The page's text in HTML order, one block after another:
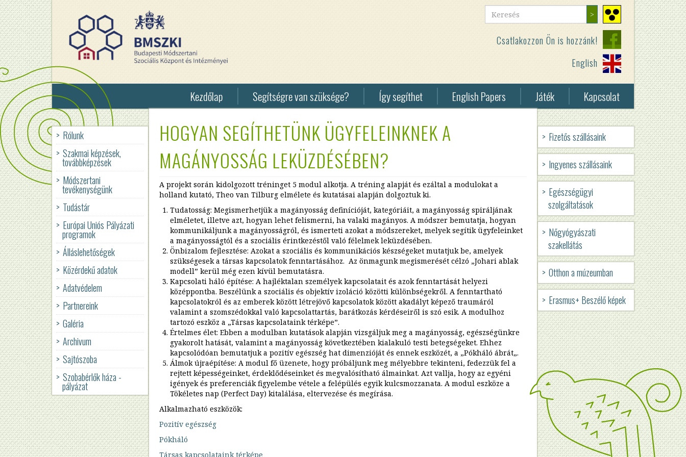
Ugrás
a
tartalomra
Nagy
kontrasztú
nézet
Keresés
Csatlakozzon Ön is hozzánk!
English
Kezdőlap Segítségre van szüksége?
Így segíthet
fogadása
Tárgyi
adományok
fogadása
Csajok
Csajokkal
-
lezárult
English Papers
Homeless
Survey
Játék Kapcsolat
Rólunk
Szállások
Nappali
Melegedők
Utcai
szociális
munka
Ügyfélszolgálati
Felvételi
Foglalkoztatási
részleg
Egészségügyi
szolgáltatások
Intézményi
beszámolók
Közalkalmazotti
Tanács
Szakmai képzések,
továbbképzések
Módszertani
tevékenységünk
Tudástár
Befogadó
BMSZKI
Program
korlátok
hajléktalanellátásban
Kiadványok
Tanulmányok
Elsőként
lakhatás
szakmai
Hasznos
linkek
Európai Uniós Pályázati
programok
Társadalmi
bázisépítés
gyakorlatai
Európában
Látni
láttatni
Streets
Erasmus+
Idős
hajléktalan
emberek
támogatásának
Ways
out
Álláslehetőségek
Közérdekű adatok
Hirdetmények
Szabályzatok
Közadat
kereső
Ellátott
képviselők
Közérdekű
bejelentés,
panasz
Adatvédelem
Partnereink
Galéria
Archivum
Szociális
munka
megújítása
Tékozló
koldus
dosszié
Szociális
munka
BMSZKI-
ban
Szociális
munkánk
menete
az
Régió
Sajtószoba
Szobabérlők háza -
pályázat
HOGYAN SEGÍTHETÜNK ÜGYFELEINKNEK A
MAGÁNYOSSÁG LEKÜZDÉSÉBEN?
A projekt során kidolgozott tréninget 5 modul alkotja. A tréning alapját és ezáltal a modulokat a
holland kutató, Theo van Tilburg elmélete és kutatásai alapján dolgoztuk ki.
Tudatosság: Megismerhetjük a magányosság definícióját, kategóriáit, a magányosság spiráljának
elméletet, illetve azt, hogyan lehet felismerni, ha valaki magányos. A módszer bemutatja, hogyan
kommunikáljunk a magányosságról, és ismerteti azokat a módszereket, melyek segítik ügyfeleinket
a magányosságtól és a szociális érintkezéstől való félelmek leküzdésében.
Önbizalom fejlesztése: Azokat a szociális és kommunikációs készségeket mutatjuk be, amelyek
szükségesek a társas kapcsolatok fenntartásához. Az önmagunk megismerését célzó „Johari ablak
modell” kerül még ezen kívül bemutatásra.
Kapcsolati háló építése: A hajléktalan személyek kapcsolatait és azok fenntartását helyezi
középpontba. Beszélünk a szociális és objektív izoláció közötti különbségekről. A fenntartható
kapcsolatokról és az emberek között létrejövő kapcsolatok között akadályt képező traumáról
valamint a szomszédokkal való kapcsolattartás, barátkozás kérdéseiről is szó esik. A modulhoz
tartozó eszköz a „Társas kapcsolataink térképe”.
Értelmes élet: Ebben a modulban kutatások alapján vizsgáljuk meg a magányosság, egészségünkre
gyakorolt hatását, valamint a magányosság következtében kialakuló testi betegségeket. Ehhez
kapcsolódóan bemutatjuk a pozitív egészség hat dimenzióját és ennek eszközét, a „Pókháló ábrát„.
Álmok újraépítése: A modul fő üzenete, hogy próbáljunk meg mélyebbre tekinteni, fedezzük fel a
rejtett képességeinket, érdeklődéseinket és megvalósítható álmainkat. Azt vallja, hogy az egyéni
igények és preferenciák figyelembe vétele a felépülés egyik kulcsmozzanata. A modul eszköze a
Tökéletes nap (Perfect Day) kitalálása, eltervezése és megírása.
Alkalmazható eszközök:
Pozitív egészség
Pókháló
Társas kapcsolataink térképe
HUN
-
BMSZKI
-
JOBB
OLDALI
NAVIGÁCIÓ
Fizetős szállásaink
Ingyenes szállásaink
Egészségügyi
szolgáltatások
Nőgyógyászati
szakellátás
Otthon a múzeumban
Erasmus+ Beszélő képek